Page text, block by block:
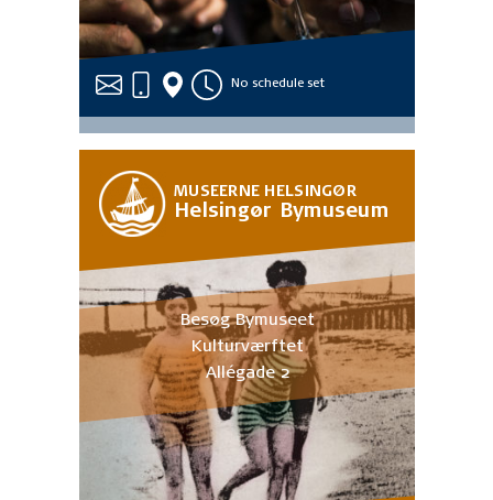
No schedule set
MUSEERNE HELSINGØR
Helsingør Bymuseum
Besøg Bymuseet
Kulturværftet
Allégade 2